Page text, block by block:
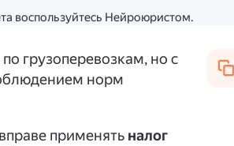
воспользуйтесь Нейроюристом.
грузоперевозкам, но с
норм
применять налог